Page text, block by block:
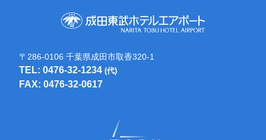
〒286-0106 千葉県成田市取香320-1
TEL: 0476-32-1234(代)
FAX: 0476-32-0617